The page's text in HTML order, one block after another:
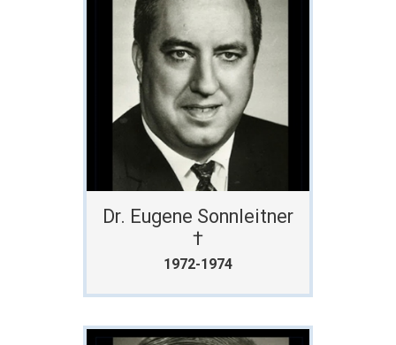
Dr. Eugene Sonnleitner
†
1972-1974